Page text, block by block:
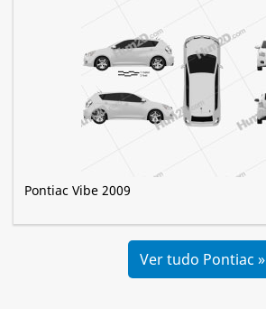
Pontiac Vibe 2009
Ver tudo Pontiac »